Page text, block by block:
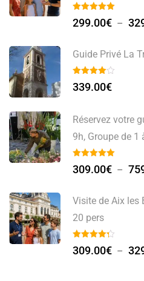
299.00€ –
Guide Privé La
339.00€
Réservez votre
9h, Groupe de 1
309.00€ –
Visite de Aix les
20 pers
309.00€ –